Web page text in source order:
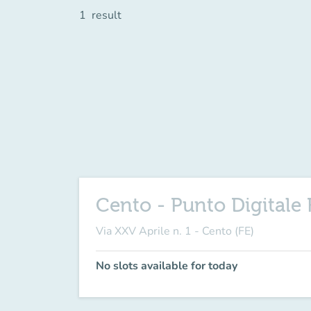
1 result
Cento - Punto Digitale
Via XXV Aprile n. 1 - Cento (FE)
No slots available for today